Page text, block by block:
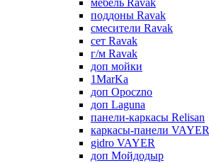
мебель Ravak
поддоны Ravak
смесители Ravak
сет Ravak
г/м Ravak
доп мойки
1MarKa
доп Opoczno
доп Laguna
панели-каркасы Relisan
каркасы-панели VAYER
gidro VAYER
доп Мойдодыр